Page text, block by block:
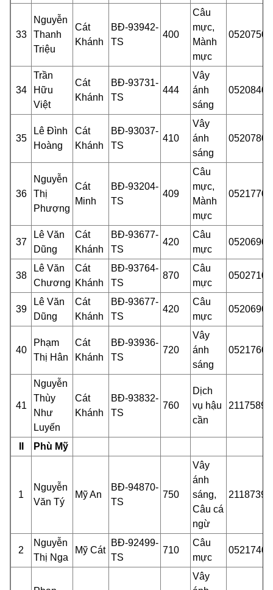
33
Nguyễn
Thanh
Triệu
Cát
Khánh
BĐ-93942-
TS
400
Câu
mực,
Mành
mực
34
Trần
Hữu
Việt
Cát
Khánh
BĐ-93731-
TS
444
Vây
ánh
sáng
35
Lê Đình
Hoàng
Cát
Khánh
BĐ-93037-
TS
410
Vây
ánh
sáng
36
Nguyễn
Thị
Phượng
Cát
Minh
BĐ-93204-
TS
409
Câu
mực,
Mành
mực
37
Lê Văn
Dũng
Cát
Khánh
BĐ-93677-
TS
420
Câu
mực
38
Lê Văn
Chương
Cát
Khánh
BĐ-93764-
TS
870
Câu
mực
39
Lê Văn
Dũng
Cát
Khánh
BĐ-93677-
TS
420
Câu
mực
40
Phạm
Thị Hân
Cát
Khánh
BĐ-93936-
TS
720
Vây
ánh
sáng
41
Nguyễn
Thùy
Như
Luyến
Cát
Khánh
BĐ-93832-
TS
760
Dịch
vụ hậu
cần
Phù Mỹ
1
Nguyễn
Văn Tý
Mỹ An
BĐ-94870-
TS
750
Vây
ánh
sáng,
Câu cá
ngừ
2
Nguyễn
Thị Nga
Mỹ Cát
BĐ-92499-
TS
710
Câu
mực
Vây